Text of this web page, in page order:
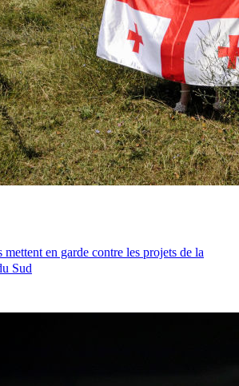
mettent en garde contre les projets de la
Sud